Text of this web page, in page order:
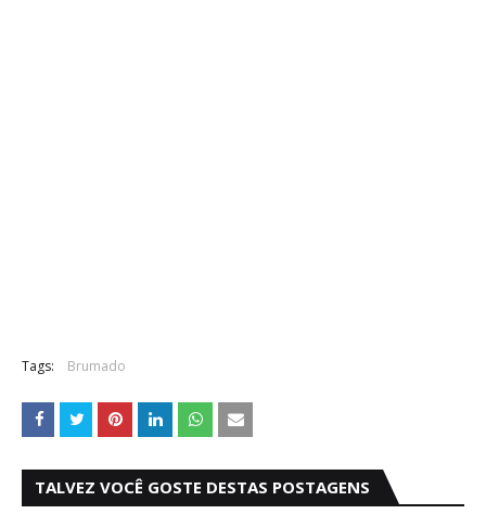
Tags: Brumado
TALVEZ VOCÊ GOSTE DESTAS POSTAGENS